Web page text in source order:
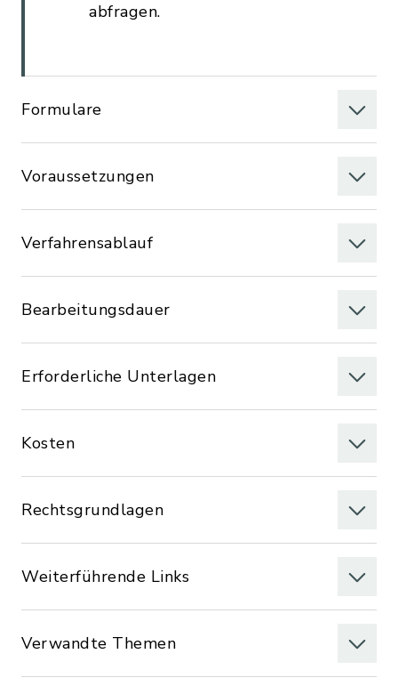
abfragen.
Formulare
Voraussetzungen
Verfahrensablauf
Bearbeitungsdauer
Erforderliche Unterlagen
Kosten
Rechtsgrundlagen
Weiterführende Links
Verwandte Themen